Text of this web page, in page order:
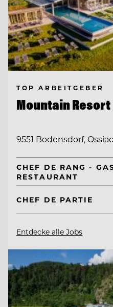
TOP ARBEITGEBER
Mountain
9551 Bodensdorf,
CHEF DE RANG -
RESTAURANT
CHEF DE PARTIE
Entdecke alle Jobs